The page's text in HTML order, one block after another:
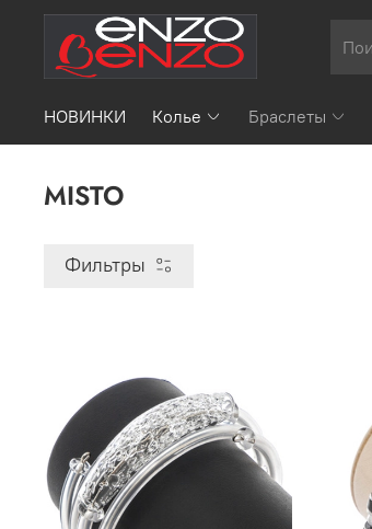
НОВИНКИ Колье Браслеты
MISTO
Фильтры